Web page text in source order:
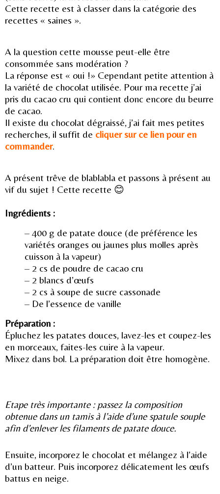
Cette recette est à classer dans la catégorie des
recettes « saines ».
A la question cette mousse peut-elle être
consommée sans modération ?
La réponse est « oui !» Cependant petite attention à
la variété de chocolat utilisée. Pour ma recette j’ai
pris du cacao cru qui contient donc encore du beurre
de cacao.
Il existe du chocolat dégraissé, j’ai fait mes petites
recherches, il suffit de cliquer sur ce lien pour en
commander.
A présent trêve de blablabla et passons à présent au
vif du sujet ! Cette recette 😊
Ingrédients :
– 400 g de patate douce (de préférence les
variétés oranges ou jaunes plus molles après
cuisson à la vapeur)
– 2 cs de poudre de cacao cru
– 2 blancs d’œufs
– 2 cs à soupe de sucre cassonade
– De l’essence de vanille
Préparation :
Épluchez les patates douces, lavez-les et coupez-les
en morceaux, faites-les cuire à la vapeur.
Mixez dans bol. La préparation doit être homogène.
Etape très importante : passez la composition
obtenue dans un tamis à l’aide d’une spatule souple
afin d’enlever les filaments de patate douce.
Ensuite, incorporez le chocolat et mélangez à l’aide
d’un batteur. Puis incorporez délicatement les œufs
battus en neige.